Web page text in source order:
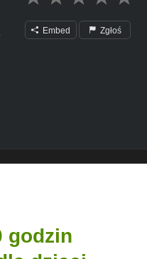
Embed Zgłoś
godzin